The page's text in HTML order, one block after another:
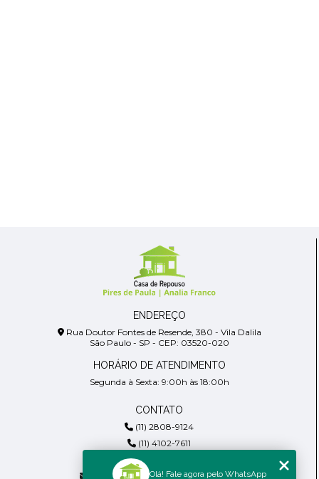
ENDEREÇO
Rua Doutor Fontes de Resende, 380 - Vila Dalila
São Paulo - SP - CEP: 03520-020
HORÁRIO DE ATENDIMENTO
Segunda à Sexta: 9:00h às 18:00h
CONTATO
(11) 2808-9124
(11) 4102-7611
(11) 99918-4901
residencialpiresdepaula@gmail.com
Olá! Fale agora pelo WhatsApp